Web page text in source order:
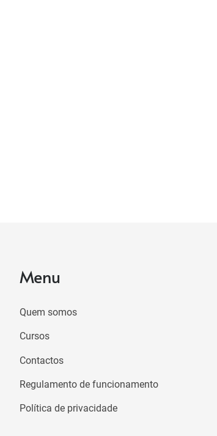
Menu
Quem somos
Cursos
Contactos
Regulamento de funcionamento
Política de privacidade